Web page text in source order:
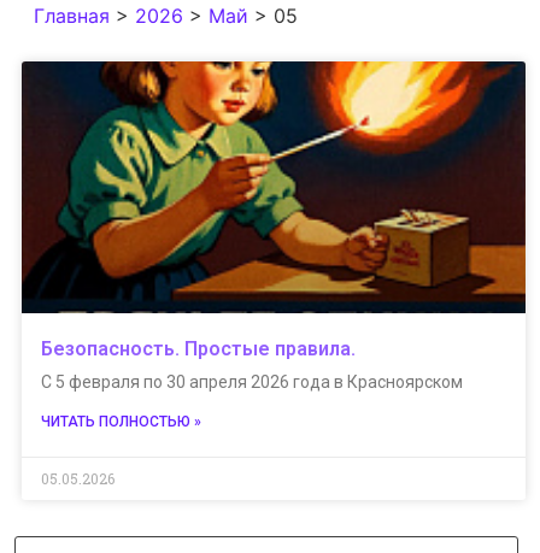
Главная > 2026 > Май > 05
Безопасность. Простые правила.
С 5 февраля по 30 апреля 2026 года в Красноярском
ЧИТАТЬ ПОЛНОСТЬЮ »
05.05.2026